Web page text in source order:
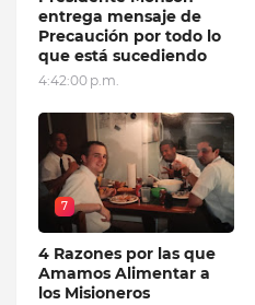
entrega mensaje de
Precaución por todo lo
que está sucediendo
4:42:00 p.m.
7
4 Razones por las que
Amamos Alimentar a
los Misioneros